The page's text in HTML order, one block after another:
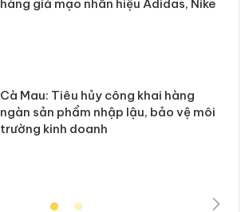
hàng giả mạo nhãn hiệu Adidas, Nike
Cà Mau: Tiêu hủy công khai hàng
ngàn sản phẩm nhập lậu, bảo vệ môi
trường kinh doanh